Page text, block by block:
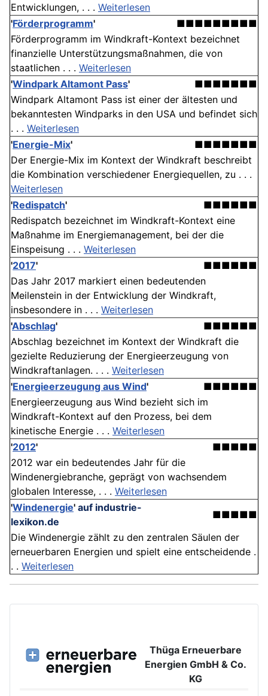
Entwicklungen, . . . Weiterlesen
'Förderprogramm'
■■■■■■■■■
Förderprogramm im Windkraft-Kontext bezeichnet
finanzielle Unterstützungsmaßnahmen, die von
staatlichen . . . Weiterlesen
'Windpark Altamont Pass'
■■■■■■■
Windpark Altamont Pass ist einer der ältesten und
bekanntesten Windparks in den USA und befindet sich
. . . Weiterlesen
'Energie-Mix'
■■■■■■■
Der Energie-Mix im Kontext der Windkraft beschreibt
die Kombination verschiedener Energiequellen, zu . . .
Weiterlesen
'Redispatch'
■■■■■■
Redispatch bezeichnet im Windkraft-Kontext eine
Maßnahme im Energiemanagement, bei der die
Einspeisung . . . Weiterlesen
'2017'
■■■■■■
Das Jahr 2017 markiert einen bedeutenden
Meilenstein in der Entwicklung der Windkraft,
insbesondere in . . . Weiterlesen
'Abschlag'
■■■■■■
Abschlag bezeichnet im Kontext der Windkraft die
gezielte Reduzierung der Energieerzeugung von
Windkraftanlagen. . . . Weiterlesen
'Energieerzeugung aus Wind'
■■■■■■
Energieerzeugung aus Wind bezieht sich im
Windkraft-Kontext auf den Prozess, bei dem
kinetische Energie . . . Weiterlesen
'2012'
■■■■■
2012 war ein bedeutendes Jahr für die
Windenergiebranche, geprägt von wachsendem
globalen Interesse, . . . Weiterlesen
'Windenergie' auf industrie-
lexikon.de
■■■■■
Die Windenergie zählt zu den zentralen Säulen der
erneuerbaren Energien und spielt eine entscheidende .
. . Weiterlesen
Thüga Erneuerbare
Energien GmbH & Co.
KG